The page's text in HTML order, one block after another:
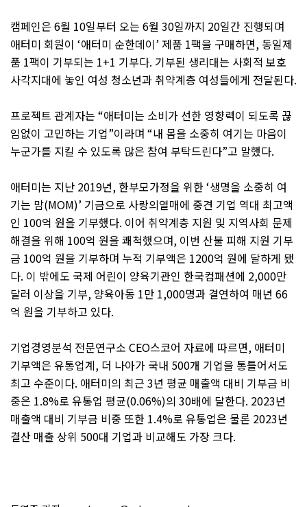
캠페인은 6월 10일부터 오는 6월 30일까지 20일간 진행되며
애터미 회원이 ‘애터미 순한데이’제품 1팩을 구매하면, 동일제
품 1팩이 기부되는 1+1 기부다. 기부된 생리대는 사회적 보호
사각지대에 놓인 여성 청소년과 취약계층 여성들에게 전달된다.
프로젝트 관계자는 “애터미는 소비가 선한 영향력이 되도록 끊
임없이 고민하는 기업”이라며 “내 몸을 소중히 여기는 마음이
누군가를 지킬 수 있도록 많은 참여 부탁드린다”고 말했다.
애터미는 지난 2019년, 한부모가정을 위한‘생명을 소중히 여
기는 맘(MOM)’ 기금으로 사랑의열매에 중견 기업 역대 최고액
인 100억 원을 기부했다. 이어 취약계층 지원 및 지역사회 문제
해결을 위해 100억 원을 쾌척했으며, 이번 산불 피해 지원 기부
금 100억 원을 기부하며 누적 기부액은 1200억 원에 달하게 됐
다. 이 밖에도 국제 어린이 양육기관인 한국컴패션에 2,000만
달러 이상을 기부, 양육아동 1만 1,000명과 결연하여 매년 66
억 원을 기부하고 있다.
기업경영분석 전문연구소 CEO스코어 자료에 따르면, 애터미
기부액은 유통업계, 더 나아가 국내 500개 기업을 통틀어서도
최고 수준이다. 애터미의 최근 3년 평균 매출액 대비 기부금 비
중은 1.8%로 유통업 평균(0.06%)의 30배에 달한다. 2023년
매출액 대비 기부금 비중 또한 1.4%로 유통업은 물론 2023년
결산 매출 상위 500대 기업과 비교해도 가장 크다.